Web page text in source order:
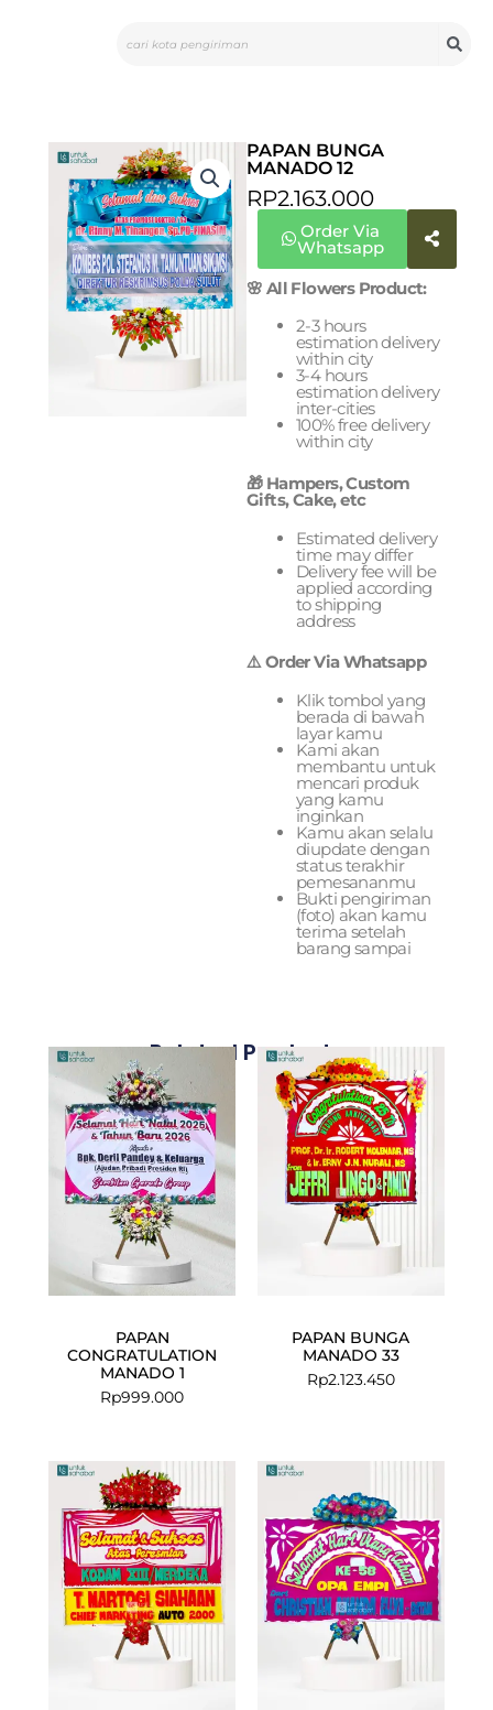
PAPAN BUNGA
MANADO 12
RP2.163.000
Order Via
Whatsapp
🌸 All Flowers Product:
2-3 hours
estimation delivery
within city
3-4 hours
estimation delivery
inter-cities
100% free delivery
within city
🎁 Hampers, Custom
Gifts, Cake, etc
Estimated delivery
time may differ
Delivery fee will be
applied according
to shipping
address
⚠️ Order Via Whatsapp
Klik tombol yang
berada di bawah
layar kamu
Kami akan
membantu untuk
mencari produk
yang kamu
inginkan
Kamu akan selalu
diupdate dengan
status terakhir
pemesananmu
Bukti pengiriman
(foto) akan kamu
terima setelah
barang sampai
Related Products
PAPAN
CONGRATULATION
MANADO 1
Rp999.000
PAPAN BUNGA
MANADO 33
Rp2.123.450